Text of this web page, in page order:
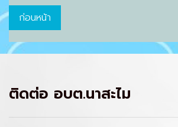
ก่อนหน้า
ติดต่อ อบต.นาสะไม